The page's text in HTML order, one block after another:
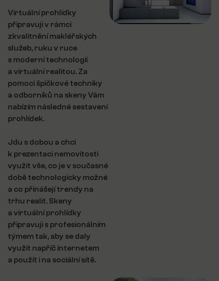
Virtuální prohlídky
připravuji v rámci
zkvalitnění makléřských
služeb, ruku v ruce
s moderní technologií
a virtuální realitou. Za
pomoci špičkové techniky
a odborníků na skeny Vám
nabízím následné sestavení
prohlídek.
Jdu s dobou a chci
k prezentaci nemovitosti
využít vše, co je v současné
době technologicky možné
a co přinášejí trendy na
trhu realit. Skeny
a virtuální prohlídky
připravuji s profesionálním
týmem tak, aby se daly
využít napříč internetem
a použít i na sociální sítě.